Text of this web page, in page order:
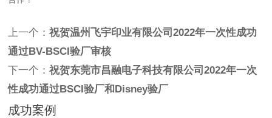
上一个：祝贺温州飞宇印业有限公司2022年一次性成功
通过BV-BSCI验厂审核
下一个：祝贺东莞市昌融电子科技有限公司2022年一次
性成功通过BSCI验厂和Disney验厂
成功案例